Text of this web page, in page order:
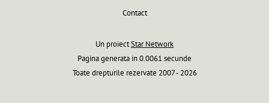
Contact
Un proiectStar Network
Pagina generata in 0.0061 secunde
Toate drepturile rezervate 2007 - 2026